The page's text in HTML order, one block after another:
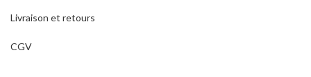
Livraison et retours
CGV